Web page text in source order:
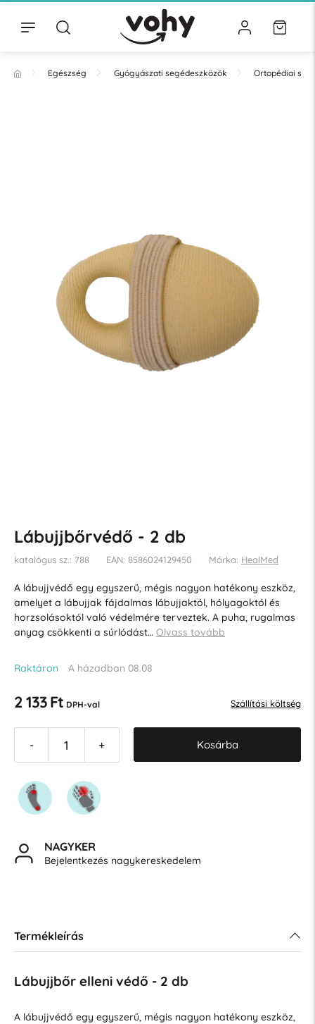
Egészség Gyógyászati segédeszközök Ortopédiai
Lábujjbőrvédő - 2 db
katalógus sz.: 788 EAN: 8586024129450 Márka: HealMed
A lábujjvédő egy egyszerű, mégis nagyon hatékony eszköz,
amelyet a lábujjak fájdalmas lábujjaktól, hólyagoktól és
horzsolásoktól való védelmére terveztek. A puha, rugalmas
anyag csökkenti a súrlódást… Olvass tovább
Raktáron A házadban 08.08
2 133 Ft DPH-val Szállítási költség
- + Kosárba
NAGYKER
Bejelentkezés nagykereskedelem
Termékleírás
Lábujjbőr elleni védő - 2 db
A lábujjvédő egy egyszerű, mégis nagyon hatékony eszköz,